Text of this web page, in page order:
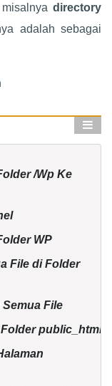
directory
adalah sebagai
/Wp Ke
WP
File di Folder
File
public_html